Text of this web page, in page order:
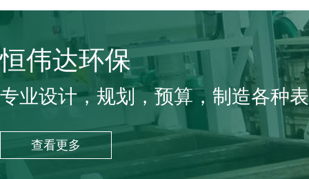
恒伟达环保
专业设计，规划，预算，制造各种
查看更多